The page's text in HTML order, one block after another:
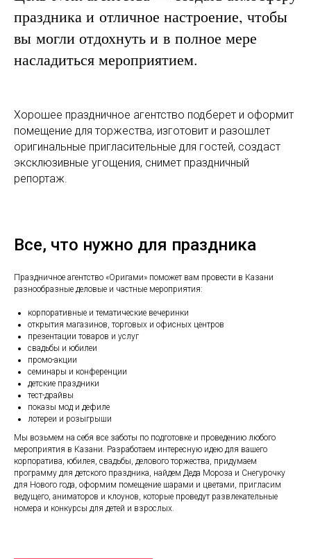
праздника и отличное настроение, чтобы
вы могли отдохнуть и в полное мере
насладиться мероприятием.
Хорошее праздничное агентство подберет и оформит
помещение для торжества, изготовит и разошлет
оригинальные пригласительные для гостей, создаст
эксклюзивные угощения, снимет праздничный
репортаж.
Все, что нужно для праздника
Праздничное агентство «Оригами» поможет вам провести в Казани
разнообразные деловые и частные мероприятия:
корпоративные и тематические вечеринки
открытия магазинов, торговых и офисных центров
презентации товаров и услуг
свадьбы и юбилеи
промо-акции
семинары и конференции
детские праздники
тест-драйвы
показы мод и дефиле
лотереи и розыгрыши
Мы возьмем на себя все заботы по подготовке и проведению любого
мероприятия в Казани. Разработаем интересную идею для вашего
корпоратива, юбилея, свадьбы, делового торжества, придумаем
программу для детского праздника, найдем Деда Мороза и Снегурочку
для Нового года, оформим помещение шарами и цветами, пригласим
ведущего, аниматоров и клоунов, которые проведут развлекательные
номера и конкурсы для детей и взрослых.